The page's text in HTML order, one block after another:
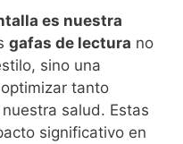
es nuestra
gafas de lectura no
sino una
tanto
salud. Estas
significativo en